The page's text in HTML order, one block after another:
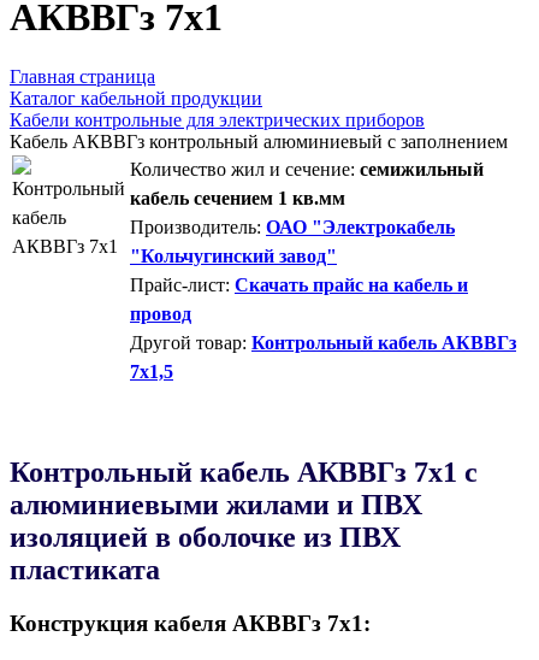
AКВВГз 7х1
Главная страница
Каталог кабельной продукции
Кабели контрольные для электрических приборов
Кабель АКВВГз контрольный алюминиевый с заполнением
Количество жил и сечение: семижильный
кабель сечением 1 кв.мм
Производитель: ОАО "Электрокабель
"Кольчугинский завод"
Прайс-лист: Скачать прайс на кабель и
провод
Другой товар: Контрольный кабель АКВВГз
7х1,5
Контрольный кабель AКВВГз 7х1 с
алюминиевыми жилами и ПВХ
изоляцией в оболочке из ПВХ
пластиката
Конструкция кабеля AКВВГз 7х1: